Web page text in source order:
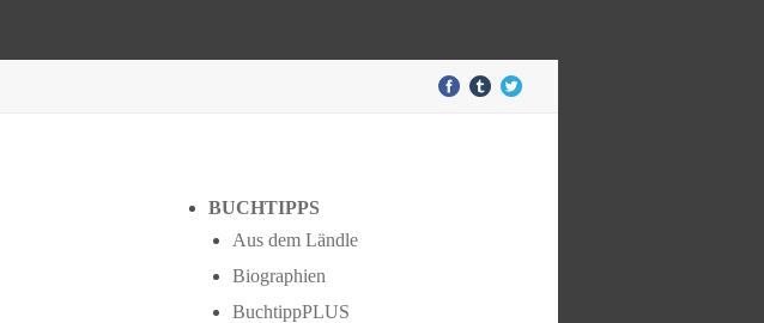
BUCHTIPPS
Aus dem Ländle
Biographien
BuchtippPLUS